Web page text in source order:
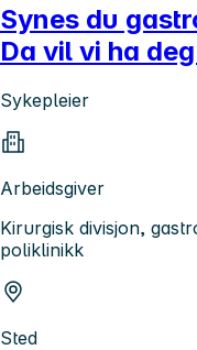
Synes du
Da vil vi ha
Sykepleier
Arbeidsgiver
Kirurgisk divisjon,
poliklinikk
Sted